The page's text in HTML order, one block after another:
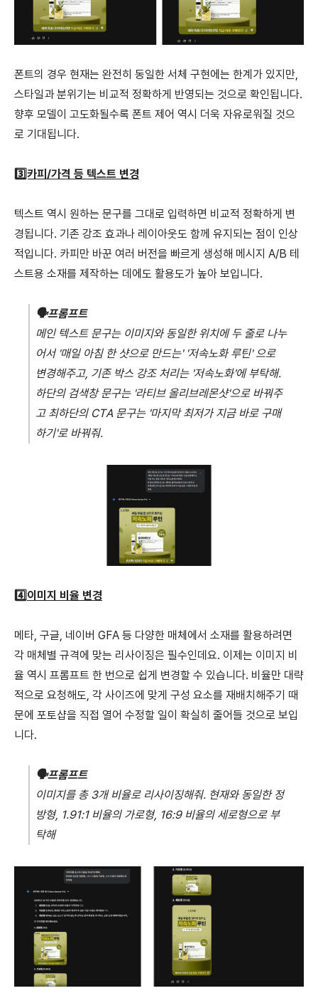
폰트의 경우 현재는 완전히 동일한 서체 구현에는 한계가 있지만,
스타일과 분위기는 비교적 정확하게 반영되는 것으로 확인됩니다.
향후 모델이 고도화될수록 폰트 제어 역시 더욱 자유로워질 것으
로 기대됩니다.
3️⃣카피/가격 등 텍스트 변경
텍스트 역시 원하는 문구를 그대로 입력하면 비교적 정확하게 변
경됩니다. 기존 강조 효과나 레이아웃도 함께 유지되는 점이 인상
적입니다. 카피만 바꾼 여러 버전을 빠르게 생성해 메시지 A/B 테
스트용 소재를 제작하는 데에도 활용도가 높아 보입니다.
🗣️프롬프트
메인 텍스트 문구는 이미지와 동일한 위치에 두 줄로 나누
어서 '매일 아침 한 샷으로 만드는' '저속노화 루틴' 으로
변경해주고, 기존 박스 강조 처리는 '저속노화'에 부탁해.
하단의 검색창 문구는 '라티브 올리브레몬샷'으로 바꿔주
고 최하단의 CTA 문구는 '마지막 최저가 지금 바로 구매
하기'로 바꿔줘.
4️⃣이미지 비율 변경
메타, 구글, 네이버 GFA 등 다양한 매체에서 소재를 활용하려면
각 매체별 규격에 맞는 리사이징은 필수인데요. 이제는 이미지 비
율 역시 프롬프트 한 번으로 쉽게 변경할 수 있습니다. 비율만 대략
적으로 요청해도, 각 사이즈에 맞게 구성 요소를 재배치해주기 때
문에 포토샵을 직접 열어 수정할 일이 확실히 줄어들 것으로 보입
니다.
🗣️프롬프트
이미지를 총 3개 비율로 리사이징해줘. 현재와 동일한 정
방형, 1.91:1 비율의 가로형, 16:9 비율의 세로형으로 부
탁해